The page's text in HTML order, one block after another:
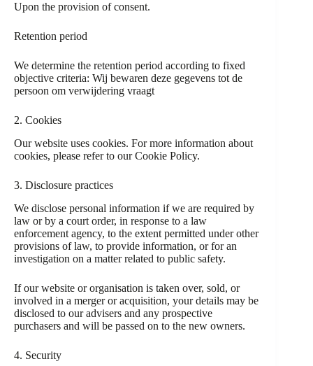
Upon the provision of consent.
Retention period
We determine the retention period according to fixed
objective criteria: Wij bewaren deze gegevens tot de
persoon om verwijdering vraagt
2. Cookies
Our website uses cookies. For more information about
cookies, please refer to ourCookie Policy.
3. Disclosure practices
We disclose personal information if we are required by
law or by a court order, in response to a law
enforcement agency, to the extent permitted under other
provisions of law, to provide information, or for an
investigation on a matter related to public safety.
If our website or organisation is taken over, sold, or
involved in a merger or acquisition, your details may be
disclosed to our advisers and any prospective
purchasers and will be passed on to the new owners.
4. Security